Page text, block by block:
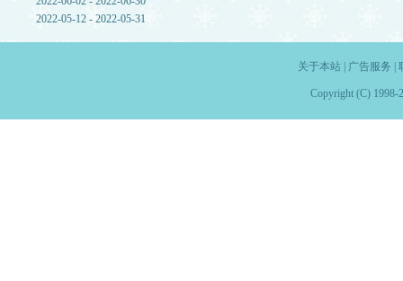
2022-05-12 - 2022-05-31
关于本站| 广告服务
Copyright (C) 1998-